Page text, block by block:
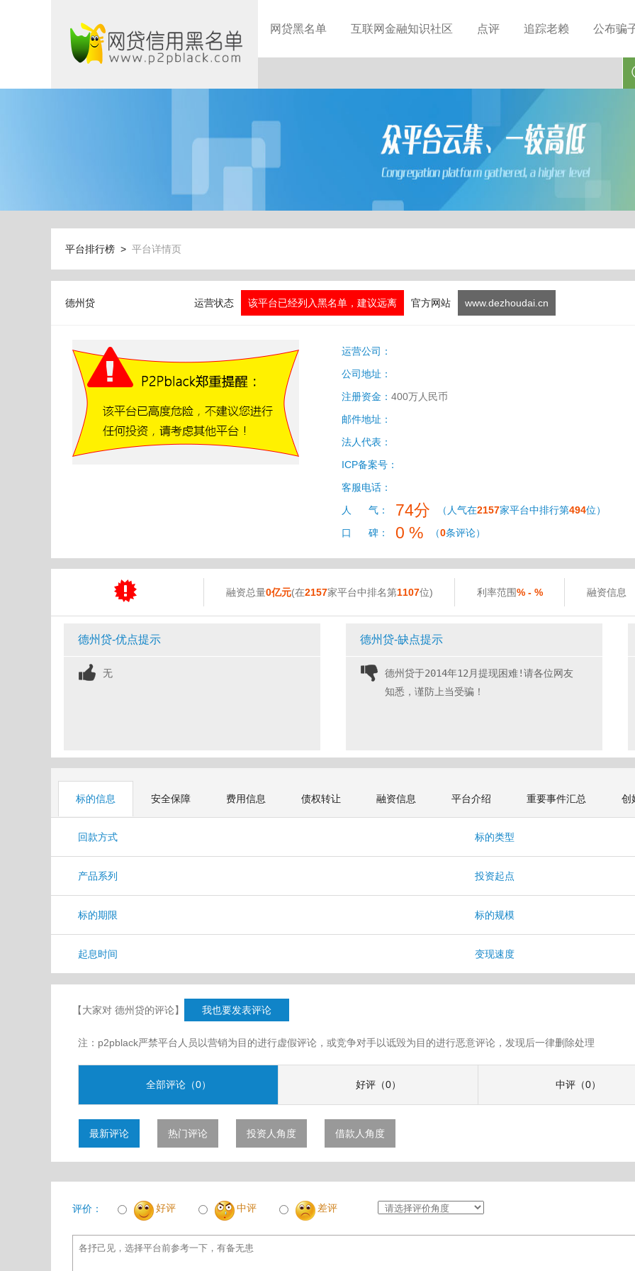
网贷黑名单 互联网金融知识社区 点评 追踪老赖 公布骗
平台排行榜 > 平台详情页
德州贷 运营状态 该平台已经列入黑名单，建议远离 官方网站 www.dezhoudai.cn
运营公司：
公司地址：
注册资金： 400万人民币
邮件地址：
法人代表：
ICP备案号：
客服电话：
人 气：
74分 （人气在2157家平台中排行第494位）
口 碑：
0 % （0条评论）
融资总量0亿元(在2157家平台中排名第1107位) 利率范围% - % 融资信息
德州贷-优点提示
无
德州贷-缺点提示
德州贷于2014年12月提现困难!请各位网友
知悉，谨防上当受骗！
标的信息 安全保障 费用信息 债权转让 融资信息 平台介绍 重要事件汇总 创
回款方式 标的类型
产品系列 投资起点
标的期限 标的规模
起息时间 变现速度
【大家对 德州贷的评论】 我也要发表评论
注：p2pblack严禁平台人员以营销为目的进行虚假评论，或竞争对手以诋毁为目的进行恶意评论，发现后一律删除处理
全部评论（0） 好评（0） 中评（0）
最新评论 热门评论 投资人角度 借款人角度
评价： 好评 中评 差评